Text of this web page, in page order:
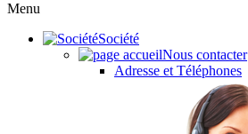
Menu
Société
Nous contacter
Adresse et Téléphones